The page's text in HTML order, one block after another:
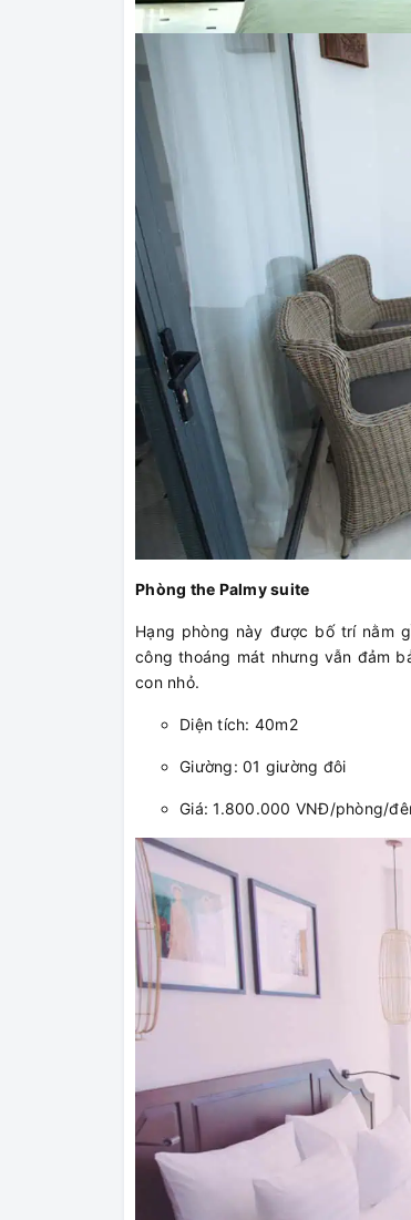
Phòng the Palmy suite
Hạng phòng này được bố trí nằm
công thoáng mát nhưng vẫn đảm
con nhỏ.
Diện tích: 40m2
Giường: 01 giường đôi
Giá: 1.800.000 VNĐ/phòng/